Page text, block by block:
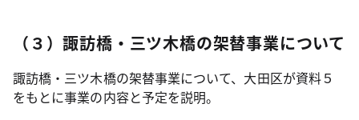
（３）諏訪橋・三ツ木橋の架替事業について
諏訪橋・三ツ木橋の架替事業について、大田区が資料５
をもとに事業の内容と予定を説明。